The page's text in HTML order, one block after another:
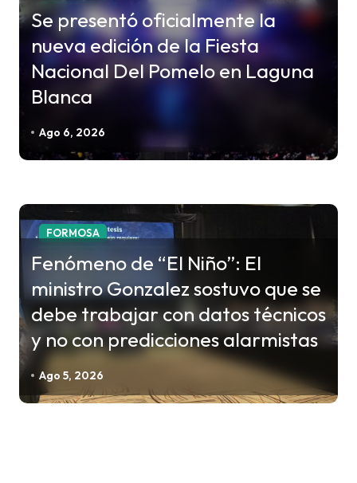
d Se presentó oficialmente la
nueva edición de la Fiesta
Nacional Del Pomelo en Laguna
Blanca
Ago 6, 2026
FORMOSA
Fenómeno de “El Niño”: El
ministro Gonzalez sostuvo que se
debe trabajar con datos técnicos
y no con predicciones alarmistas
Ago 5, 2026